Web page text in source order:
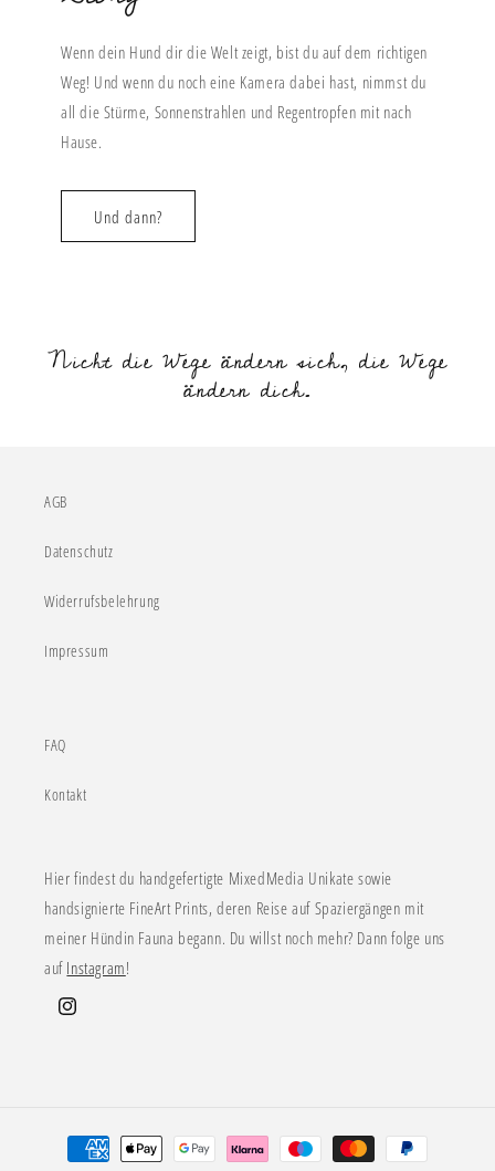
Wenn dein Hund dir die Welt zeigt, bist du auf dem richtigen
Weg! Und wenn du noch eine Kamera dabei hast, nimmst du
all die Stürme, Sonnenstrahlen und Regentropfen mit nach
Hause.
Und dann?
Nicht die Wege ändern sich, die Wege
ändern dich.
AGB
Datenschutz
Widerrufsbelehrung
Impressum
FAQ
Kontakt
Hier findest du handgefertigte MixedMedia Unikate sowie
handsignierte FineArt Prints, deren Reise auf Spaziergängen mit
meiner Hündin Fauna begann. Du willst noch mehr? Dann folge uns
auf Instagram!
Instagram
Zahlungsmethoden